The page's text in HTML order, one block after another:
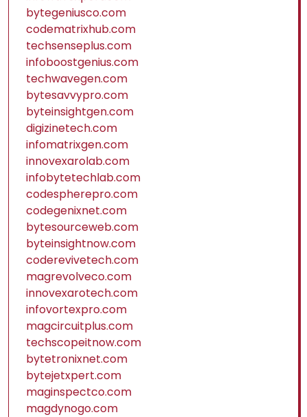
bytegeniusco.com
codematrixhub.com
techsenseplus.com
infoboostgenius.com
techwavegen.com
bytesavvypro.com
byteinsightgen.com
digizinetech.com
infomatrixgen.com
innovexarolab.com
infobytetechlab.com
codespherepro.com
codegenixnet.com
bytesourceweb.com
byteinsightnow.com
coderevivetech.com
magrevolveco.com
innovexarotech.com
infovortexpro.com
magcircuitplus.com
techscopeitnow.com
bytetronixnet.com
bytejetxpert.com
maginspectco.com
magdynogo.com